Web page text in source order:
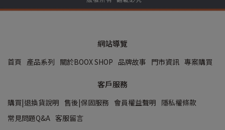
網站導覽
首頁 產品系列 關於BOOX SHOP 品牌故事 門市資訊 專案購買
客戶服務
購買|退換貨說明 售後|保固服務 會員權益聲明 隱私權條款
常見問題Q&A 客服留言